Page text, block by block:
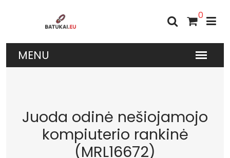
0
Juoda odinė nešiojamojo
kompiuterio rankinė
(MRL16672)